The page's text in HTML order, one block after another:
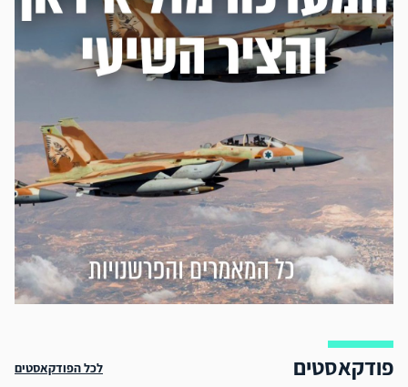
פודקאסטים לכל הפודקאסטים